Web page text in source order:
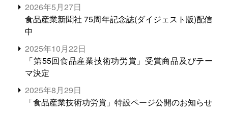
2026年5月27日
食品産業新聞社 75周年記念誌(ダイジェスト版)配信
中
2025年10月22日
「第55回食品産業技術功労賞」受賞商品及びテー
マ決定
2025年8月29日
「食品産業技術功労賞」特設ページ公開のお知らせ